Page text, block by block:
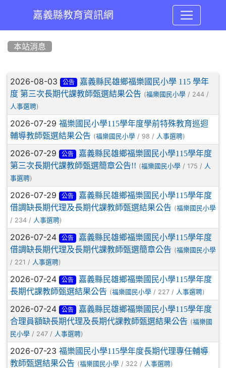
嘉義縣教育資訊網
本站消息
文章列表
2026-08-03 公告
嘉義縣民雄鄉福樂國民小學 115 學年
度 第三次長期代課教師甄選結果公告 (福樂國民小學 / 244 /
人事選聘)
2026-07-29 福樂國民小學115學年度學前特殊教育巡迴
輔導教師甄選結果公告 (福樂國民小學 / 98 / 人事選聘)
2026-07-29 公告
嘉義縣民雄鄉福樂國民小學115學年度
第三次長期代課教師甄選簡章公告!! (福樂國民小學 / 175 / 人
事選聘)
2026-07-29 公告
嘉義縣民雄鄉福樂國民小學115學年度
借調缺長期代理及長期代課教師甄選結果公告 (福樂國民小學
/ 234 / 人事選聘)
2026-07-24 公告
嘉義縣民雄鄉福樂國民小學115學年度
借調缺長期代理及長期代課教師甄選簡章公告 (福樂國民小學
/ 221 / 人事選聘)
2026-07-24 公告
嘉義縣民雄鄉福樂國民小學115學年度
長期代課教師甄選結果公告 (福樂國民小學 / 227 / 人事選聘)
2026-07-24 公告
嘉義縣民雄鄉福樂國民小學115學年度
合理員額缺長期代理及長期代課教師甄選結果公告 (福樂國
民小學 / 247 / 人事選聘)
2026-07-23 福樂國民小學115學年度長期代理專任輔導
教師甄選結果公告 (福樂國民小學 / 322 / 人事選聘)